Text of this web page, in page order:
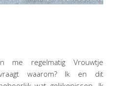
me regelmatig Vrouwtje
waarom? Ik en dit